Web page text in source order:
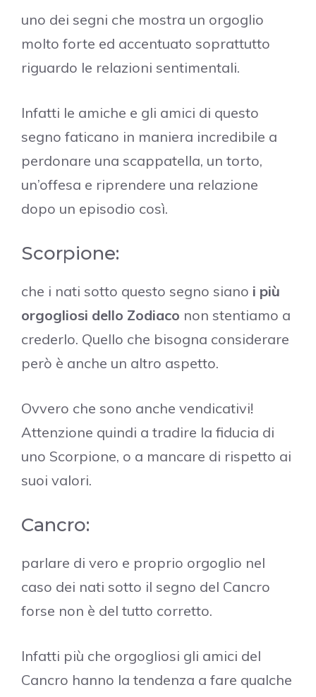
uno dei segni che mostra un orgoglio
molto forte ed accentuato soprattutto
riguardo le relazioni sentimentali.
Infatti le amiche e gli amici di questo
segno faticano in maniera incredibile a
perdonare una scappatella, un torto,
un’offesa e riprendere una relazione
dopo un episodio così.
Scorpione:
che i nati sotto questo segno siano i più
orgogliosi dello Zodiaco non stentiamo a
crederlo. Quello che bisogna considerare
però è anche un altro aspetto.
Ovvero che sono anche vendicativi!
Attenzione quindi a tradire la fiducia di
uno Scorpione, o a mancare di rispetto ai
suoi valori.
Cancro:
parlare di vero e proprio orgoglio nel
caso dei nati sotto il segno del Cancro
forse non è del tutto corretto.
Infatti più che orgogliosi gli amici del
Cancro hanno la tendenza a fare qualche